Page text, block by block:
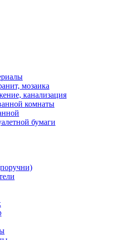
мозаика
канализация
комнаты
бумаги